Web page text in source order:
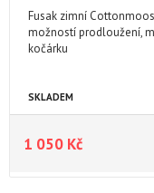
Fusak zimní
možností prodloužení,
kočárku
SKLADEM
1 050 Kč